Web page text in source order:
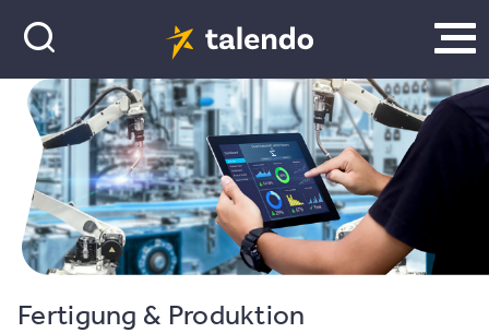
Fertigung & Produktion